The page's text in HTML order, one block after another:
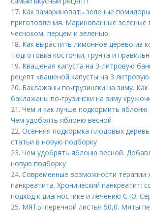
17. Как замариновать зеленые
приготовления. Маринованные зеленые
чесноком, перцем и зеленью
18. Как вырастить лимонное дерево из
Подготовка косточки, грунта и
19. Квашеная капуста на 3-литровую
рецепт квашеной капусты на 3
20. Баклажаны по-грузински на зиму.
баклажаны по-грузински на зиму
21.Чем и как лучше подкормить яблоню
Чем удобрять яблоню весной
22.Осенняя подкормка плодовых
статьи в новую подборку
23.Чем удобрять яблоню весной.
новую подборку
24.Современные возможности терапии
панкреатита. Хронический панкреатит:
подход к диагностике и лечению С.Ю.
25. МЯТЫ перечной листья 50,0. Мяты